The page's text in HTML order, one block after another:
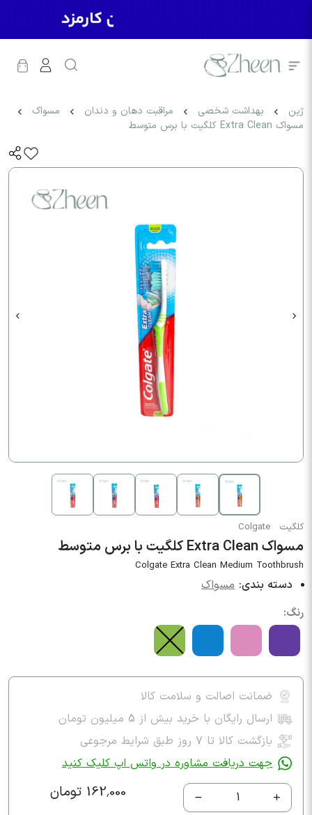
ژین بهداشت شخصی مراقبت دهان و دندان
مسواک
مسواک Extra Clean کلگیت با برس متوسط
کلگیت Colgate
مسواک Extra Clean کلگیت با برس متوسط
Colgate Extra Clean Medium Toothbrush
دسته بندی: مسواک
رنگ:
ضمانت اصالت و سلامت کالا
ارسال رایگان با خرید بیش از 5 میلیون تومان
بازگشت کالا تا ۷ روز طبق شرایط مرجوعی
جهت دریافت مشاوره در واتس اپ کلیک کنید
1 162,000 تومان